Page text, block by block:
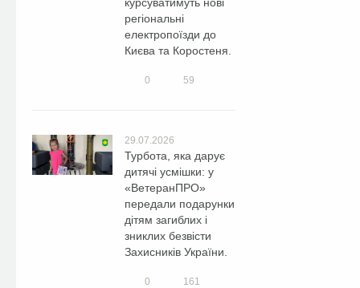
регіональні
електропоїзди до
Києва та Коростеня.
0 59
29.07.2026
Турбота, яка дарує
дитячі усмішки: у
«ВетеранПРО»
передали подарунки
дітям загиблих і
зниклих безвісти
Захисників України.
0 161